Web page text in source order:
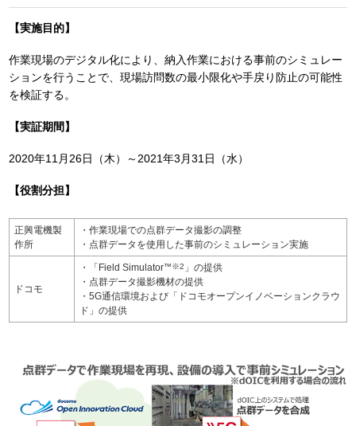
【実施目的】
作業現場のデジタル化により、納入作業における事前のシミュレー
ションを行うことで、現場訪問数の最小限化や手戻り防止の可能性
を検証する。
【実証期間】
2020年11月26日（木）～2021年3月31日（水）
【役割分担】
正興電機製
作所
・作業現場での点群データ撮影の調整
・点群データを使用した事前のシミュレーション実施
ドコモ
・「Field Simulator™※2 」の提供
・点群データ撮影機材の提供
・5G通信環境および「ドコモオープンイノベーションクラウ
ド」の提供